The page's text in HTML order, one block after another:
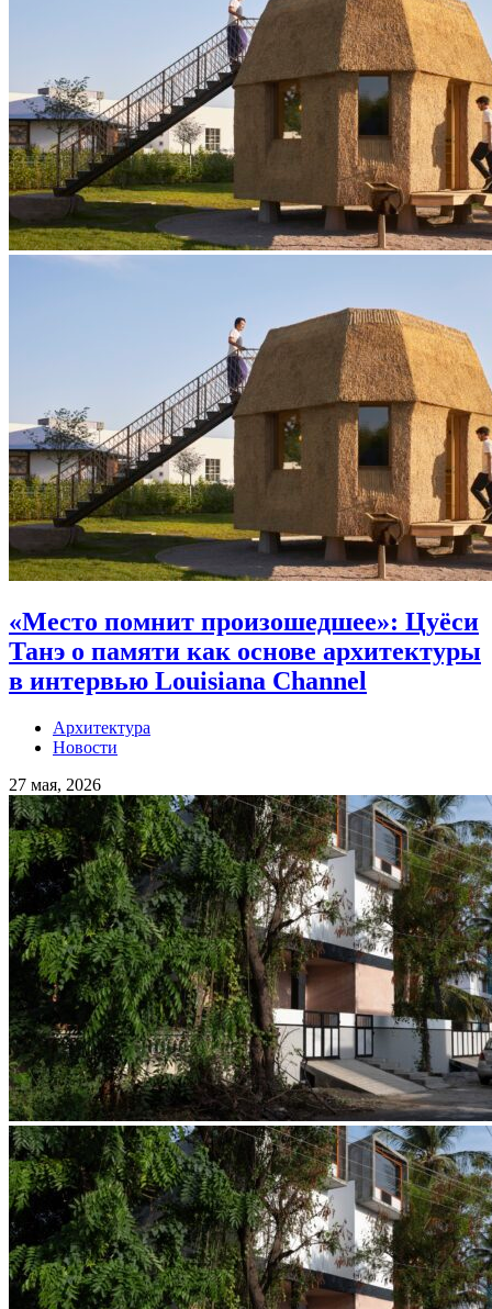
«Место помнит произошедшее»: Цуёси
Танэ о памяти как основе архитектуры
в интервью Louisiana Channel
Архитектура
Новости
27 мая, 2026